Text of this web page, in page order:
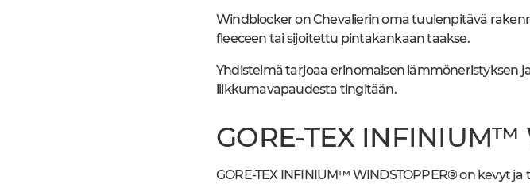
Windblocker on Chevalierin oma tuulenpitävä
fleeceen tai sijoitettu pintakankaan taakse.
Yhdistelmä tarjoaa erinomaisen lämmöneristyksen
liikkumavapaudesta tingitään.
GORE-TEX
GORE-TEX INFINIUM™ WINDSTOPPER® on kevyt